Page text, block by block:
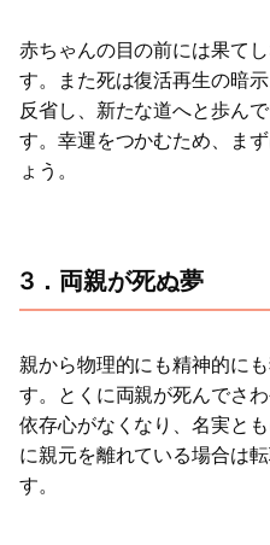
赤ちゃんの目の前には果て
す。また死は復活再生の暗
反省し、新たな道へと歩ん
す。幸運をつかむため、ま
ょう。
3．両親が死ぬ夢
親から物理的にも精神的に
す。とくに両親が死んでさ
依存心がなくなり、名実と
に親元を離れている場合は
す。